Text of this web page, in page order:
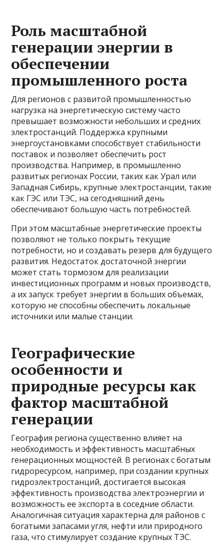
Роль масштабной
генерации энергии в
обеспечении
промышленного роста
Для регионов с развитой промышленностью
нагрузка на энергетическую систему часто
превышает возможности небольших и средних
электростанций. Поддержка крупными
энергоустановками способствует стабильности
поставок и позволяет обеспечить рост
производства. Например, в промышленно
развитых регионах России, таких как Урал или
Западная Сибирь, крупные электростанции, такие
как ГЭС или ТЭС, на сегодняшний день
обеспечивают большую часть потребностей.
При этом масштабные энергетические проекты
позволяют не только покрыть текущие
потребности, но и создавать резерв для будущего
развития. Недостаток достаточной энергии
может стать тормозом для реализации
инвестиционных программ и новых производств,
а их запуск требует энергии в больших объемах,
которую не способны обеспечить локальные
источники или малые станции.
Географические
особенности и
природные ресурсы как
фактор масштабной
генерации
География региона существенно влияет на
необходимость и эффективность масштабных
генерационных мощностей. В регионах с богатым
гидроресурсом, например, при создании крупных
гидроэлектростанций, достигается высокая
эффективность производства электроэнергии и
возможность ее экспорта в соседние области.
Аналогичная ситуация характерна для районов с
богатыми запасами угля, нефти или природного
газа, что стимулирует создание крупных ТЭС.